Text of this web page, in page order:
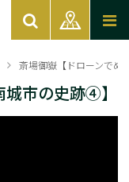
斎場御嶽【ドローンで
市の史跡④】